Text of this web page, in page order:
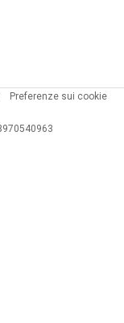
Preferenze sui cookie